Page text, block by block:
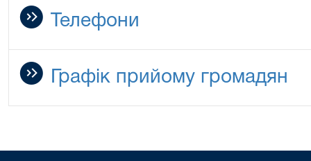
Телефони
Графік прийому громадян